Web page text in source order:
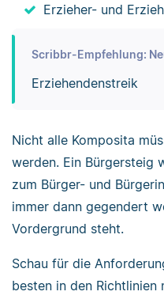
Erzieher- und
Scribbr-Empfehlung:
Erziehendenstreik
Nicht alle Komposita
werden. Ein Bürgersteig
zum Bürger- und
immer dann gegendert
Vordergrund steht.
Schau für die
besten in den Richtlinien